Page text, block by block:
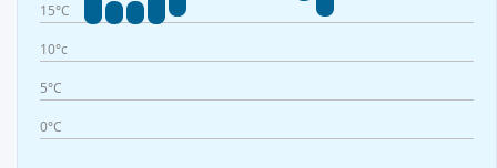
15°C
10°c
5°C
0°C